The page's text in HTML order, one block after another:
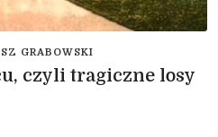
GRABOWSKI
czyli tragiczne losy